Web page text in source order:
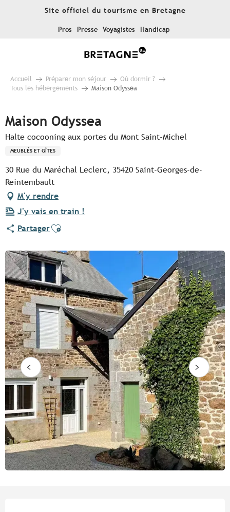
Site officiel du tourisme en Bretagne
Pros Presse Voyagistes Handicap
Accueil Préparer mon séjour
Où dormir ?
Tous les hébergements
Maison Odyssea
Maison Odyssea
Halte cocooning aux portes du Mont Saint-Michel
MEUBLÉS ET GÎTES
30 Rue du Maréchal Leclerc, 35420 Saint-Georges-de-
Reintembault
M'y rendre
J'y vais en train !
PartagerAjouter aux favoris